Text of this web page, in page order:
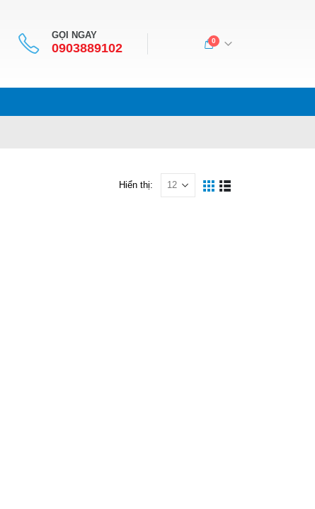
GỌI NGAY
0903889102
0
Hiển thị: